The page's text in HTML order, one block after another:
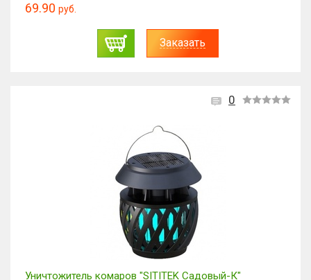
69.90 руб.
Заказать
0
Уничтожитель комаров "SITITEK Садовый-К"